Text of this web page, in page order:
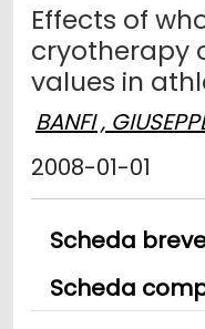
Effects of
cryotherapy
values in
BANFI ,
2008-01-01
Scheda
Scheda